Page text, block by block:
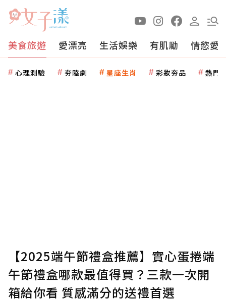
美食旅遊 愛漂亮 生活娛樂 有肌勵 情慾愛
心理測驗 夯陸劇 星座生肖 彩妝夯品 熱門
【2025端午節禮盒推薦】實心蛋捲端
午節禮盒哪款最值得買？三款一次開
箱給你看 質感滿分的送禮首選